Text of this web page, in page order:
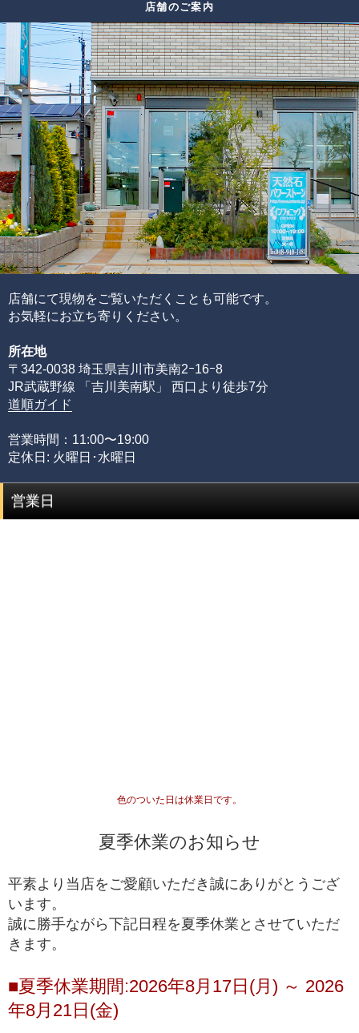
スも限られてしまうため、替えのビーズをご用意できない
場合がございます。
その場合は、ありのままの美しさをご紹介しております。
ルチル
色味
太さ
輝き方
入り方
水晶
色味
透明度
この他にも細かい評価ポイントはございますが、大きく分
けて6つの評価ポイントを基に、各要素の水準が決まり、そ
れらを合算することで品質を見極めています。
ブレスレットの品質階級は、ブレスレットを構成している
各ビーズの品質水準の高さと品質水準のムラで決まりま
す。
通常、半貴石には上記のような基準を基にした品質管理を
することが出来ません。
めには、それぞれの石の一番下から一番上までの全ての品
質を網羅する必要があるからです。
限られた品質の知識のみでは、正確な品質評価をすること
が出来ません。
る加工工場に足を運び、積み重ねてきた品質知識があるか
らこそ可能にできた、当店のみができる品質管理の基準で
す。
国内でトップクオリティ *1として販売されているライ
きるブレスレット
入門モデル
ルチルクォーツが初めての方や、低価格でも品質の
※上記の階級は、主に産出量の最も多いゴールドルチルクォーツを対象に適
用している基準となります。ビーズへの加工が少ない希少な色味の種類にお
店舗のご案内
店舗にて現物をご覧いただくことも可能です。
お気軽にお立ち寄りください。
所在地
〒342-0038 埼玉県吉川市美南2ｰ16ｰ8
JR武蔵野線 「吉川美南駅」 西口より徒歩7分
道順ガイド
営業時間：11:00〜19:00
定休日: 火曜日･水曜日
営業日
色のついた日は休業日です。
夏季休業のお知らせ
平素より当店をご愛顧いただき誠にありがとうござ
います。
誠に勝手ながら下記日程を夏季休業とさせていただ
きます。
■夏季休業期間:2026年8月17日(月) ～ 2026
年8月21日(金)